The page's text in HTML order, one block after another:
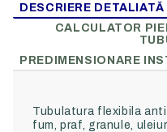
DESCRIERE DETALIATĂ
CALCULATOR
PREDIMENSIONARE
Tubulatura flexibila
fum, praf, granule,